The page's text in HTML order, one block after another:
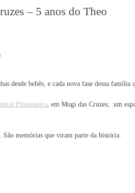
– 5 anos do Theo
bebês, e cada nova fase dessa família
Pitangueira, em Mogi das Cruzes, um
São memórias que viram parte da história.